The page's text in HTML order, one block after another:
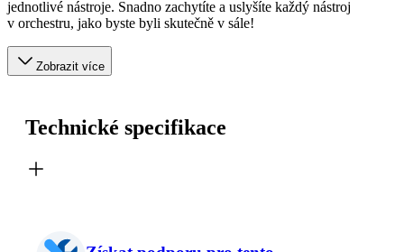
jednotlivé nástroje. Snadno zachytíte a uslyšíte každý nástroj
v orchestru, jako byste byli skutečně v sále!
Zobrazit více
Technické specifikace